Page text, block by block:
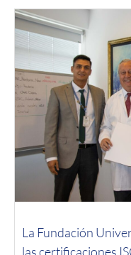
La Fundación
las certificaciones